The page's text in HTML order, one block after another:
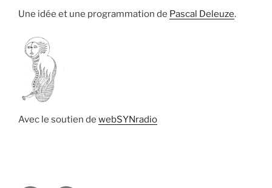
Une idée et une programmation de Pascal Deleuze.
Avec le soutien de webSYNradio